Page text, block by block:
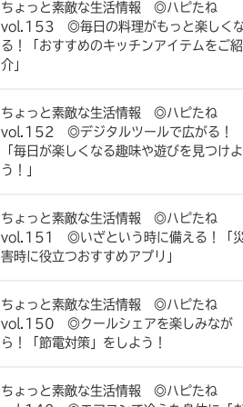
ちょっと素敵な生活情報 ◎ハピたね
vol.153 ◎毎日の料理がもっと楽しく
る！「おすすめのキッチンアイテムをご紹
介」
ちょっと素敵な生活情報 ◎ハピたね
vol.152 ◎デジタルツールで広がる！
「毎日が楽しくなる趣味や遊びを見つけよ
う！」
ちょっと素敵な生活情報 ◎ハピたね
vol.151 ◎いざという時に備える！「
害時に役立つおすすめアプリ」
ちょっと素敵な生活情報 ◎ハピたね
vol.150 ◎クールシェアを楽しみなが
ら！「節電対策」をしよう！
ちょっと素敵な生活情報 ◎ハピたね